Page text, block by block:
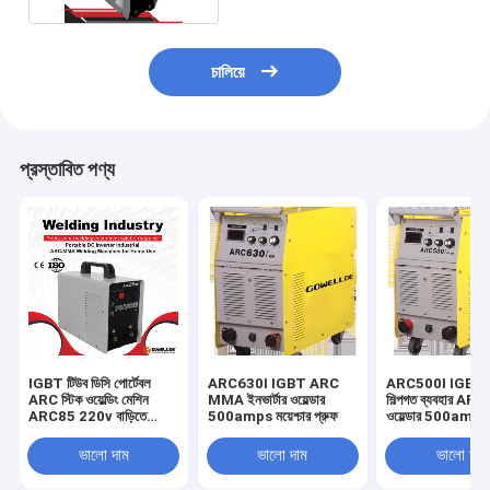
চালিয়ে
প্রস্তাবিত পণ্য
IGBT টিউব ডিসি পোর্টেবল
ARC স্টিক ওয়েল্ডিং মেশিন
ARC85 220v বাড়িতে
ভালো দাম
ARC630I IGBT ARC
MMA ইনভার্টার ওয়েল্ডার
500amps ময়েশ্চার প্রুফ
ভালো দাম
ARC500I IGBT
শিল্পগত ব্যবহার
ওয়েল্ডার 500amps
ভালো দাম